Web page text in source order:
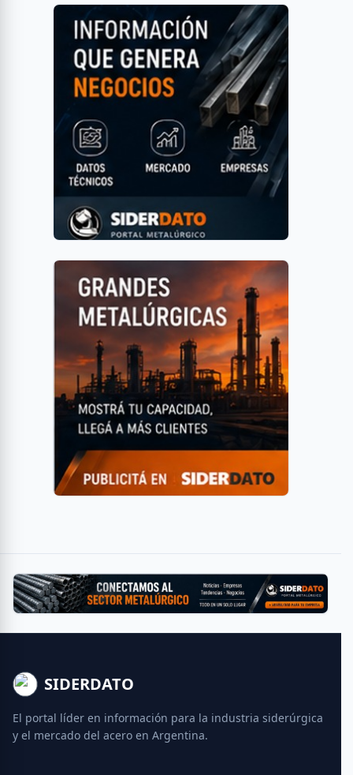
SIDERDATO
El portal líder en información para la industria siderúrgica
y el mercado del acero en Argentina.